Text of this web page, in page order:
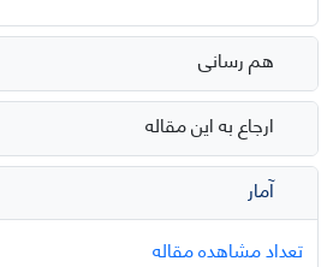
هم رسانی
ارجاع به این مقاله
آمار
تعداد مشاهده مقاله